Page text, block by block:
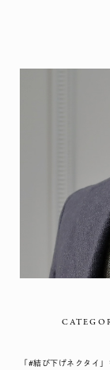
「#結び下げネクタイ